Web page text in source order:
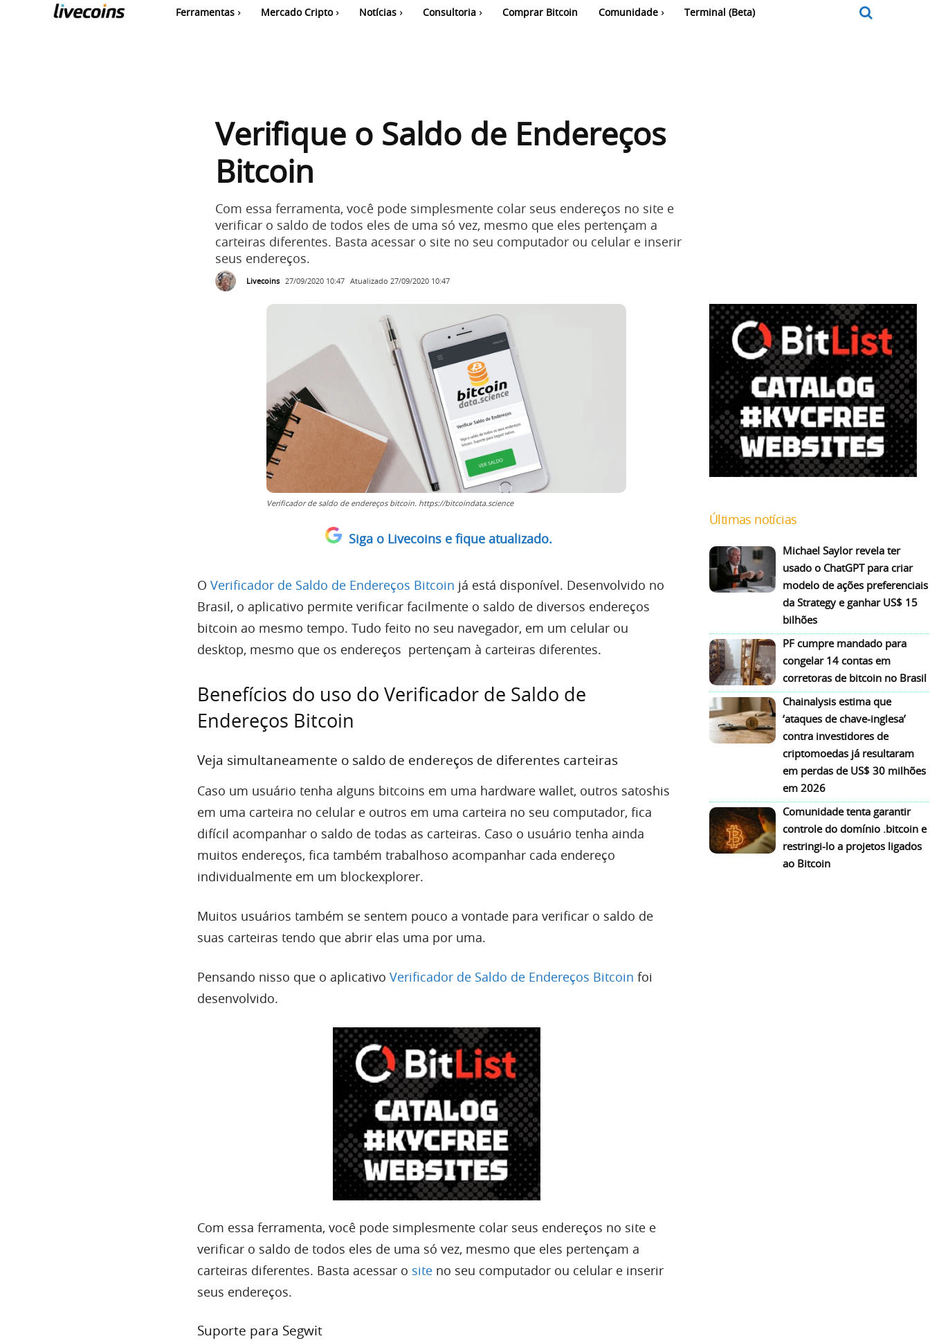
Ferramentas Mercado Cripto Notícias Consultoria Comprar Bitcoin Comunidade Terminal (Beta)
Verifique o Saldo de Endereços
Bitcoin
Com essa ferramenta, você pode simplesmente colar seus endereços no site e
verificar o saldo de todos eles de uma só vez, mesmo que eles pertençam a
carteiras diferentes. Basta acessar o site no seu computador ou celular e inserir
seus endereços.
Livecoins 27/09/2020 10:47 Atualizado 27/09/2020 10:47
Verificador de saldo de endereços bitcoin. https://bitcoindata.science
Siga o Livecoins e fique atualizado.
O Verificador de Saldo de Endereços Bitcoin já está disponível. Desenvolvido no
Brasil, o aplicativo permite verificar facilmente o saldo de diversos endereços
bitcoin ao mesmo tempo. Tudo feito no seu navegador, em um celular ou
desktop, mesmo que os endereços pertençam à carteiras diferentes.
Benefícios do uso do Verificador de Saldo de
Endereços Bitcoin
Veja simultaneamente o saldo de endereços de diferentes carteiras
Caso um usuário tenha alguns bitcoins em uma hardware wallet, outros satoshis
em uma carteira no celular e outros em uma carteira no seu computador, fica
difícil acompanhar o saldo de todas as carteiras. Caso o usuário tenha ainda
muitos endereços, fica também trabalhoso acompanhar cada endereço
individualmente em um blockexplorer.
Muitos usuários também se sentem pouco a vontade para verificar o saldo de
suas carteiras tendo que abrir elas uma por uma.
Pensando nisso que o aplicativo Verificador de Saldo de Endereços Bitcoin foi
desenvolvido.
Com essa ferramenta, você pode simplesmente colar seus endereços no site e
verificar o saldo de todos eles de uma só vez, mesmo que eles pertençam a
carteiras diferentes. Basta acessar o site no seu computador ou celular e inserir
seus endereços.
Suporte para Segwit
Últimas notícias
Michael Saylor revela ter
usado o ChatGPT para criar
modelo de ações preferenciais
da Strategy e ganhar US$ 15
bilhões
PF cumpre mandado para
congelar 14 contas em
corretoras de bitcoin no Brasil
Chainalysis estima que
‘ataques de chave-inglesa’
contra investidores de
criptomoedas já resultaram
em perdas de US$ 30 milhões
em 2026
Comunidade tenta garantir
controle do domínio .bitcoin e
restringi-lo a projetos ligados
ao Bitcoin